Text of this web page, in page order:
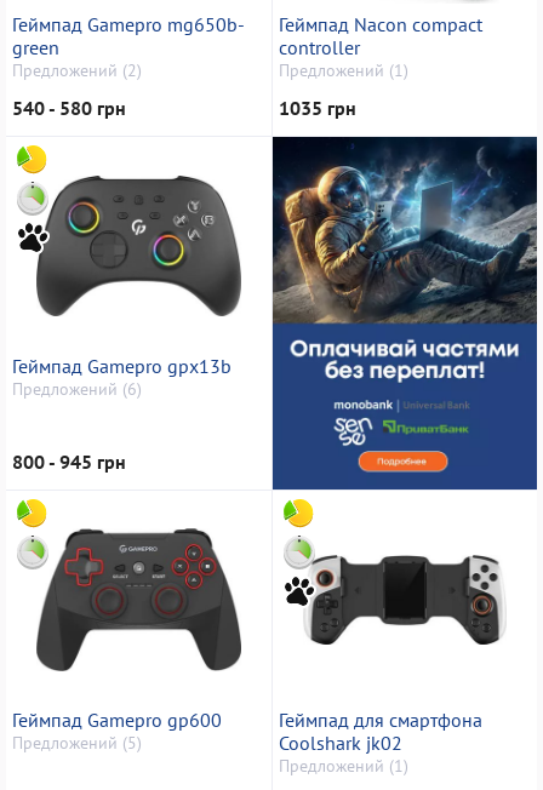
Геймпад Gamepro mg650b-
green
Предложений (2)
540 - 580 грн
Геймпад Nacon compact
controller
Предложений (1)
1035 грн
Геймпад Gamepro gpx13b
Предложений (6)
800 - 945 грн
Геймпад Gamepro gp600
Предложений (5)
Геймпад для смартфона
Coolshark jk02
Предложений (1)